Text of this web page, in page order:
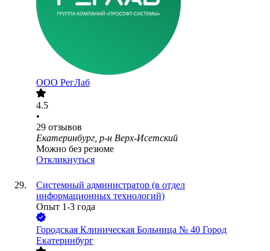
ООО РегЛаб
4.5
•
29 отзывов
Екатеринбург, р-н Верх-Исетский
Можно без резюме
Откликнуться
Системный администратор (в отдел
информационных технологий)
Опыт 1-3 года
Городская Клиническая Больница № 40 Город
Екатеринбург